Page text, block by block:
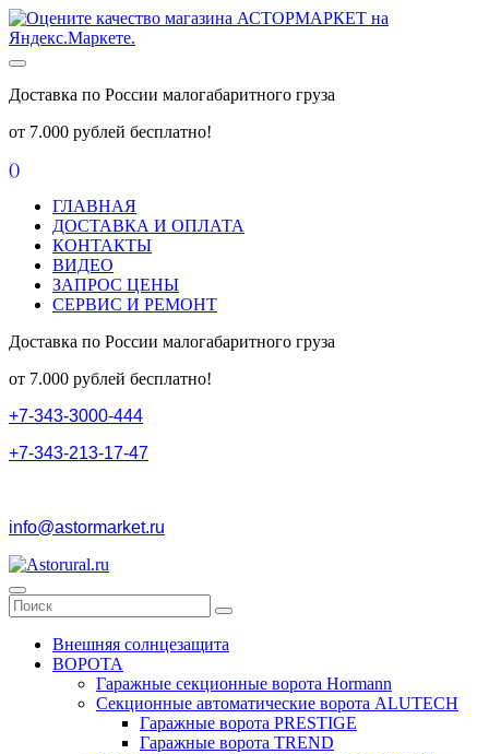
Доставка по России малогабаритного груза
от 7.000 рублей бесплатно!
()
ГЛАВНАЯ
ДОСТАВКА И ОПЛАТА
КОНТАКТЫ
ВИДЕО
ЗАПРОС ЦЕНЫ
СЕРВИС И РЕМОНТ
Доставка по России малогабаритного груза
от 7.000 рублей бесплатно!
+7-343-3000-444
+7-343-213-17-47
info@astormarket.ru
Внешняя солнцезащита
ВОРОТА
Гаражные секционные ворота Hormann
Секционные автоматические ворота ALUTECH
Гаражные ворота PRESTIGE
Гаражные ворота TREND